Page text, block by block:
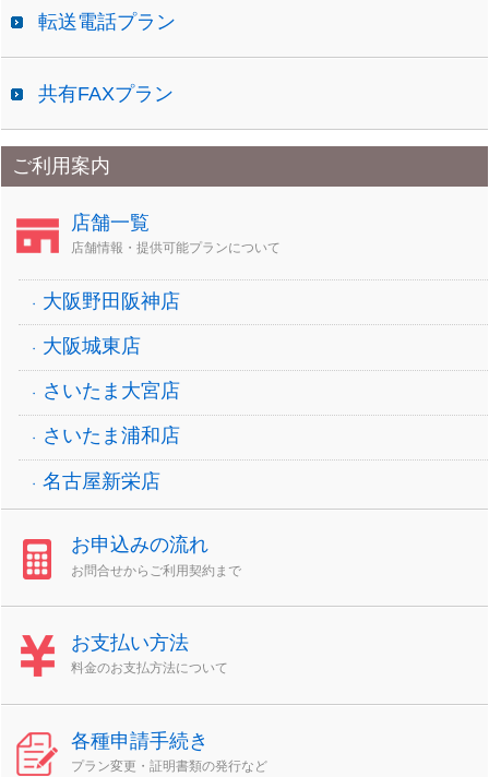
転送電話プラン
共有FAXプラン
ご利用案内
店舗一覧
店舗情報・提供可能プランについて
大阪野田阪神店
大阪城東店
さいたま大宮店
さいたま浦和店
名古屋新栄店
お申込みの流れ
お問合せからご利用契約まで
お支払い方法
料金のお支払方法について
各種申請手続き
プラン変更・証明書類の発行など